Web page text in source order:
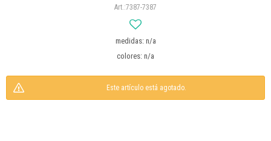
7387-7387
medidas: n/a
colores: n/a
Este artículo está agotado.